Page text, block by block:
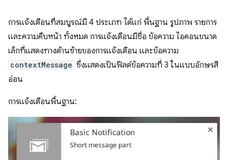
การแจ้งเตือนที่สมบูรณ์มี 4 ประเภท ได้แก่ พื้นฐาน รูปภาพ รายการ
และความคืบหน้า ทั้งหมด การแจ้งเตือนมีชื่อ ข้อความ ไอคอนขนาด
เล็กที่แสดงทางด้านซ้ายของการแจ้งเตือน และข้อความ
contextMessage ซึ่งแสดงเป็นฟิลด์ข้อความที่ 3 ในแบบอักษรสี
อ่อน
การแจ้งเตือนพื้นฐาน: